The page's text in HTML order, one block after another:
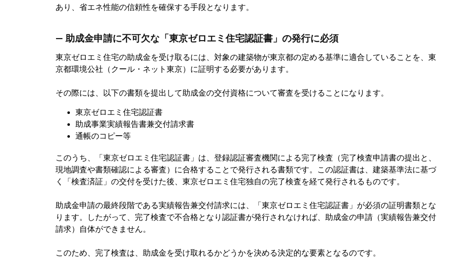
あり、省エネ性能の信頼性を確保する手段となります。
― 助成金申請に不可欠な「東京ゼロエミ住宅認証書」の発行に必須
東京ゼロエミ住宅の助成金を受け取るには、対象の建築物が東京都の定める基準に適合していることを、東
京都環境公社（クール・ネット東京）に証明する必要があります。
その際には、以下の書類を提出して助成金の交付資格について審査を受けることになります。
東京ゼロエミ住宅認証書
助成事業実績報告書兼交付請求書
通帳のコピー等
このうち、「東京ゼロエミ住宅認証書」は、登録認証審査機関による完了検査（完了検査申請書の提出と、
現地調査や書類確認による審査）に合格することで発行される書類です。この認証書は、建築基準法に基づ
く「検査済証」の交付を受けた後、東京ゼロエミ住宅独自の完了検査を経て発行されるものです。
助成金申請の最終段階である実績報告兼交付請求には、「東京ゼロエミ住宅認証書」が必須の証明書類とな
ります。したがって、完了検査で不合格となり認証書が発行されなければ、助成金の申請（実績報告兼交付
請求）自体ができません。
このため、完了検査は、助成金を受け取れるかどうかを決める決定的な要素となるのです。